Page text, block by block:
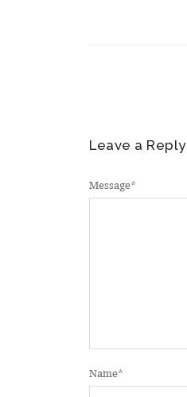
Leave a Reply
Message*
Name*